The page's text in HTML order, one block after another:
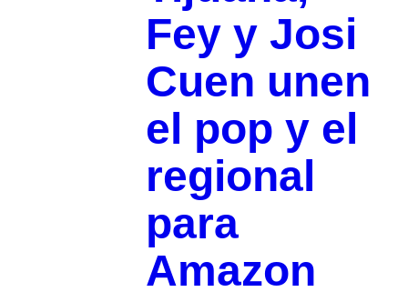
Fey y Josi
Cuen unen
el pop y el
regional
para
Amazon